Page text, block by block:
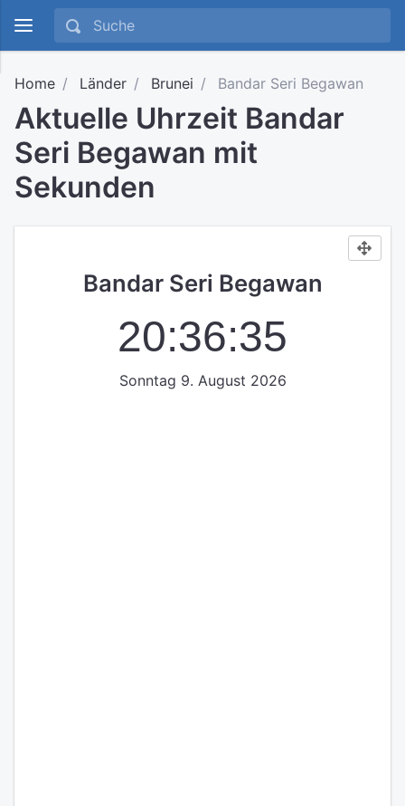
Home Länder Brunei Bandar Seri Begawan
Aktuelle Uhrzeit Bandar
Seri Begawan mit
Sekunden
Bandar Seri Begawan
20:36:35
Sonntag 9. August 2026